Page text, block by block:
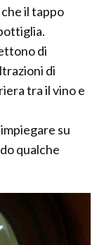
il tappo
di
di
tra il vino e
su
qualche